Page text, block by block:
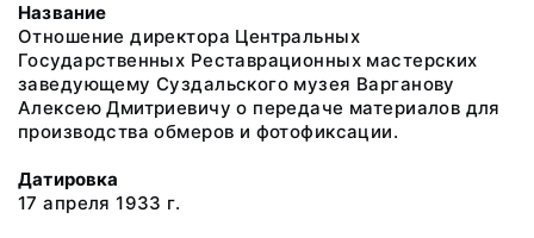
Название
Отношение директора Центральных
Государственных Реставрационных мастерских
заведующему Суздальского музея Варганову
Алексею Дмитриевичу о передаче материалов для
производства обмеров и фотофиксации.
Датировка
17 апреля 1933 г.